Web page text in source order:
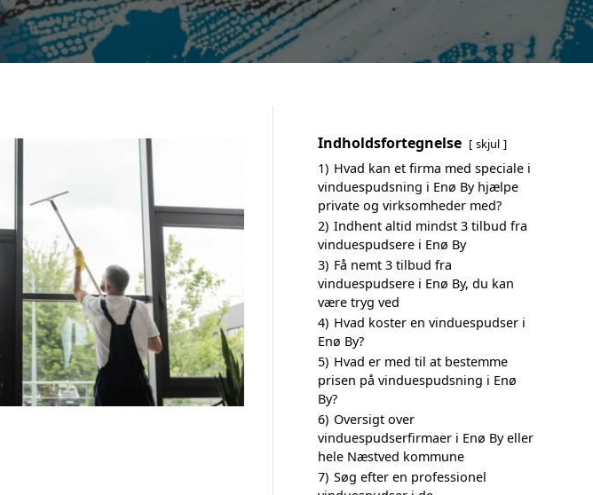
Indholdsfortegnelse skjul
1) Hvad kan et firma med speciale i
vinduespudsning i Enø By hjælpe
private og virksomheder med?
2) Indhent altid mindst 3 tilbud fra
vinduespudsere i Enø By
3) Få nemt 3 tilbud fra
vinduespudsere i Enø By, du kan
være tryg ved
4) Hvad koster en vinduespudser i
Enø By?
5) Hvad er med til at bestemme
prisen på vinduespudsning i Enø
By?
6) Oversigt over
vinduespudserfirmaer i Enø By eller
hele Næstved kommune
7) Søg efter en professionel